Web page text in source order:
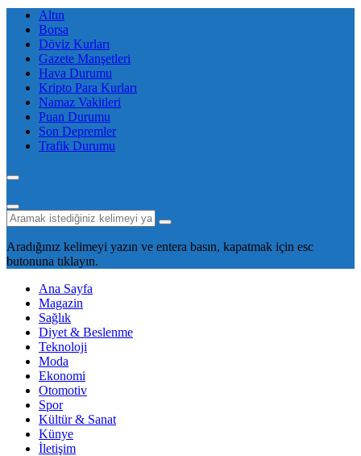
Altın
Borsa
Döviz Kurları
Gazete Manşetleri
Hava Durumu
Kripto Para Kurları
Namaz Vakitleri
Puan Durumu
Son Depremler
Trafik Durumu
Aradığınız kelimeyi yazın ve entera basın, kapatmak için esc
butonuna tıklayın.
Ana Sayfa
Magazin
Sağlık
Diyet & Beslenme
Teknoloji
Moda
Ekonomi
Otomotiv
Spor
Kültür & Sanat
Künye
İletişim